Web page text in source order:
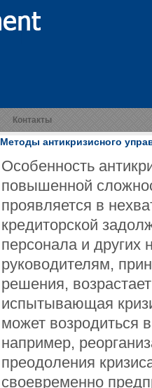
Контакты
Методы антикризисного
Особенность
повышенной
проявляется в
кредиторской
персонала и других
руководителям,
решения,
испытывающая
может возродиться
например,
преодоления
своевременно